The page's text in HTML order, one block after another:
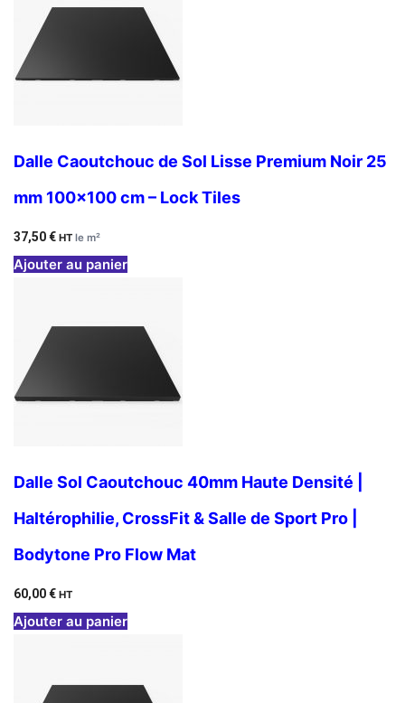
Dalle Caoutchouc de Sol Lisse Premium Noir 25
mm 100×100 cm – Lock Tiles
37,50€ HT le m²
Ajouter au panier
Dalle Sol Caoutchouc 40mm Haute Densité |
Haltérophilie, CrossFit & Salle de Sport Pro |
Bodytone Pro Flow Mat
60,00€ HT
Ajouter au panier